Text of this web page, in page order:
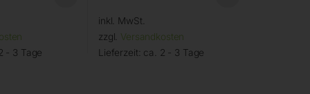
- 3 Tage
inkl. MwSt.
zzgl. Versandkosten
Lieferzeit: ca. 2 - 3 Tage